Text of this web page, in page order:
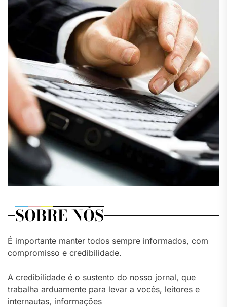
SOBRE NÓS
É importante manter todos sempre informados, com
compromisso e credibilidade.
A credibilidade é o sustento do nosso jornal, que
trabalha arduamente para levar a vocês, leitores e
internautas, informações